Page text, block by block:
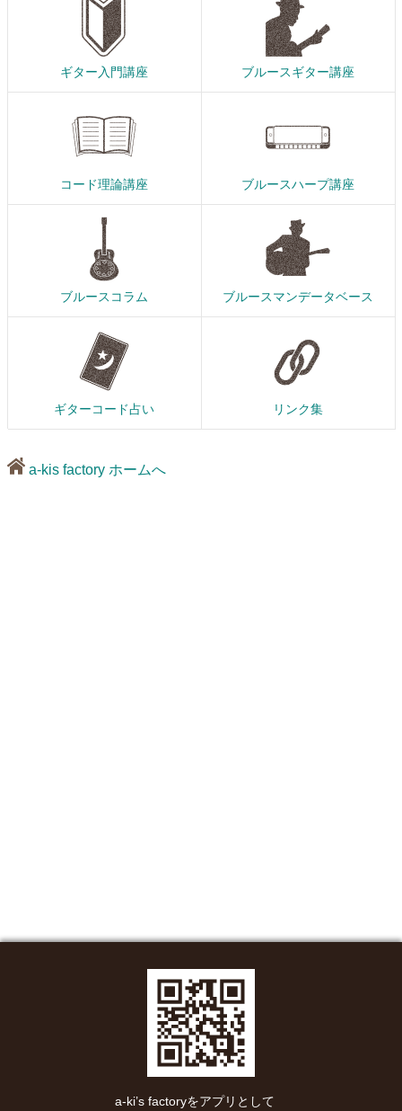
ギター入門講座 ブルースギター講座
コード理論講座 ブルースハープ講座
ブルースコラム ブルースマンデータベース
ギターコード占い リンク集
a-kis factory ホームへ
a-ki’s factoryをアプリとして